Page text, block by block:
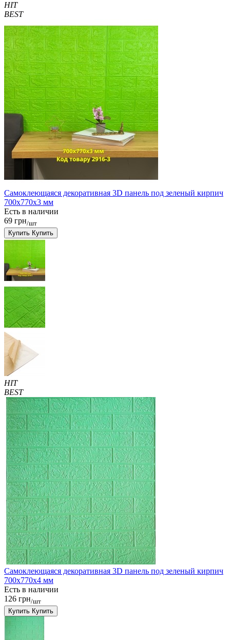
HIT
BEST
Самоклеющаяся декоративная 3D панель под зеленый кирпич
700x770x3 мм
Есть в наличии
69 грн/шт
Купить Купить
HIT
BEST
Самоклеющаяся декоративная 3D панель под зеленый кирпич
700x770x4 мм
Есть в наличии
126 грн/шт
Купить Купить